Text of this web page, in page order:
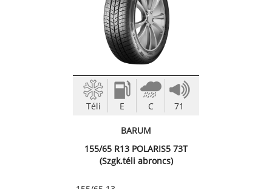
Téli E C 71
BARUM
155/65 R13 POLARIS5 73T
(Szgk.téli abroncs)